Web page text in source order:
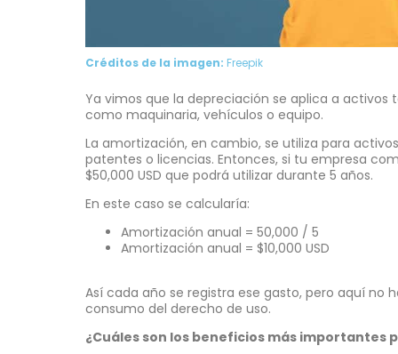
Créditos de la imagen: Freepik
Ya vimos que la depreciación se aplica a activos
como maquinaria, vehículos o equipo.
La amortización, en cambio, se utiliza para
patentes o licencias. Entonces, si tu empresa
$50,000 USD que podrá utilizar durante 5 años.
En este caso se calcularía:
Amortización anual = 50,000 / 5
Amortización anual = $10,000 USD
Así cada año se registra ese gasto, pero aquí no
consumo del derecho de uso.
¿Cuáles son los beneficios más importantes